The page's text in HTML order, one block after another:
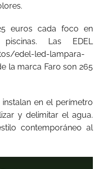
euros cada foco en
Las EDEL
edel-led-lampara-
la marca Faro son 265
en el perímetro
y delimitar el agua.
contemporáneo al